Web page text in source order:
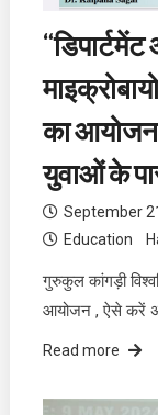
का आयोजन
युवाओं के
September
Education
गुरुकुल कांगड़ी
आयोजन , ऐसे करें
Read more